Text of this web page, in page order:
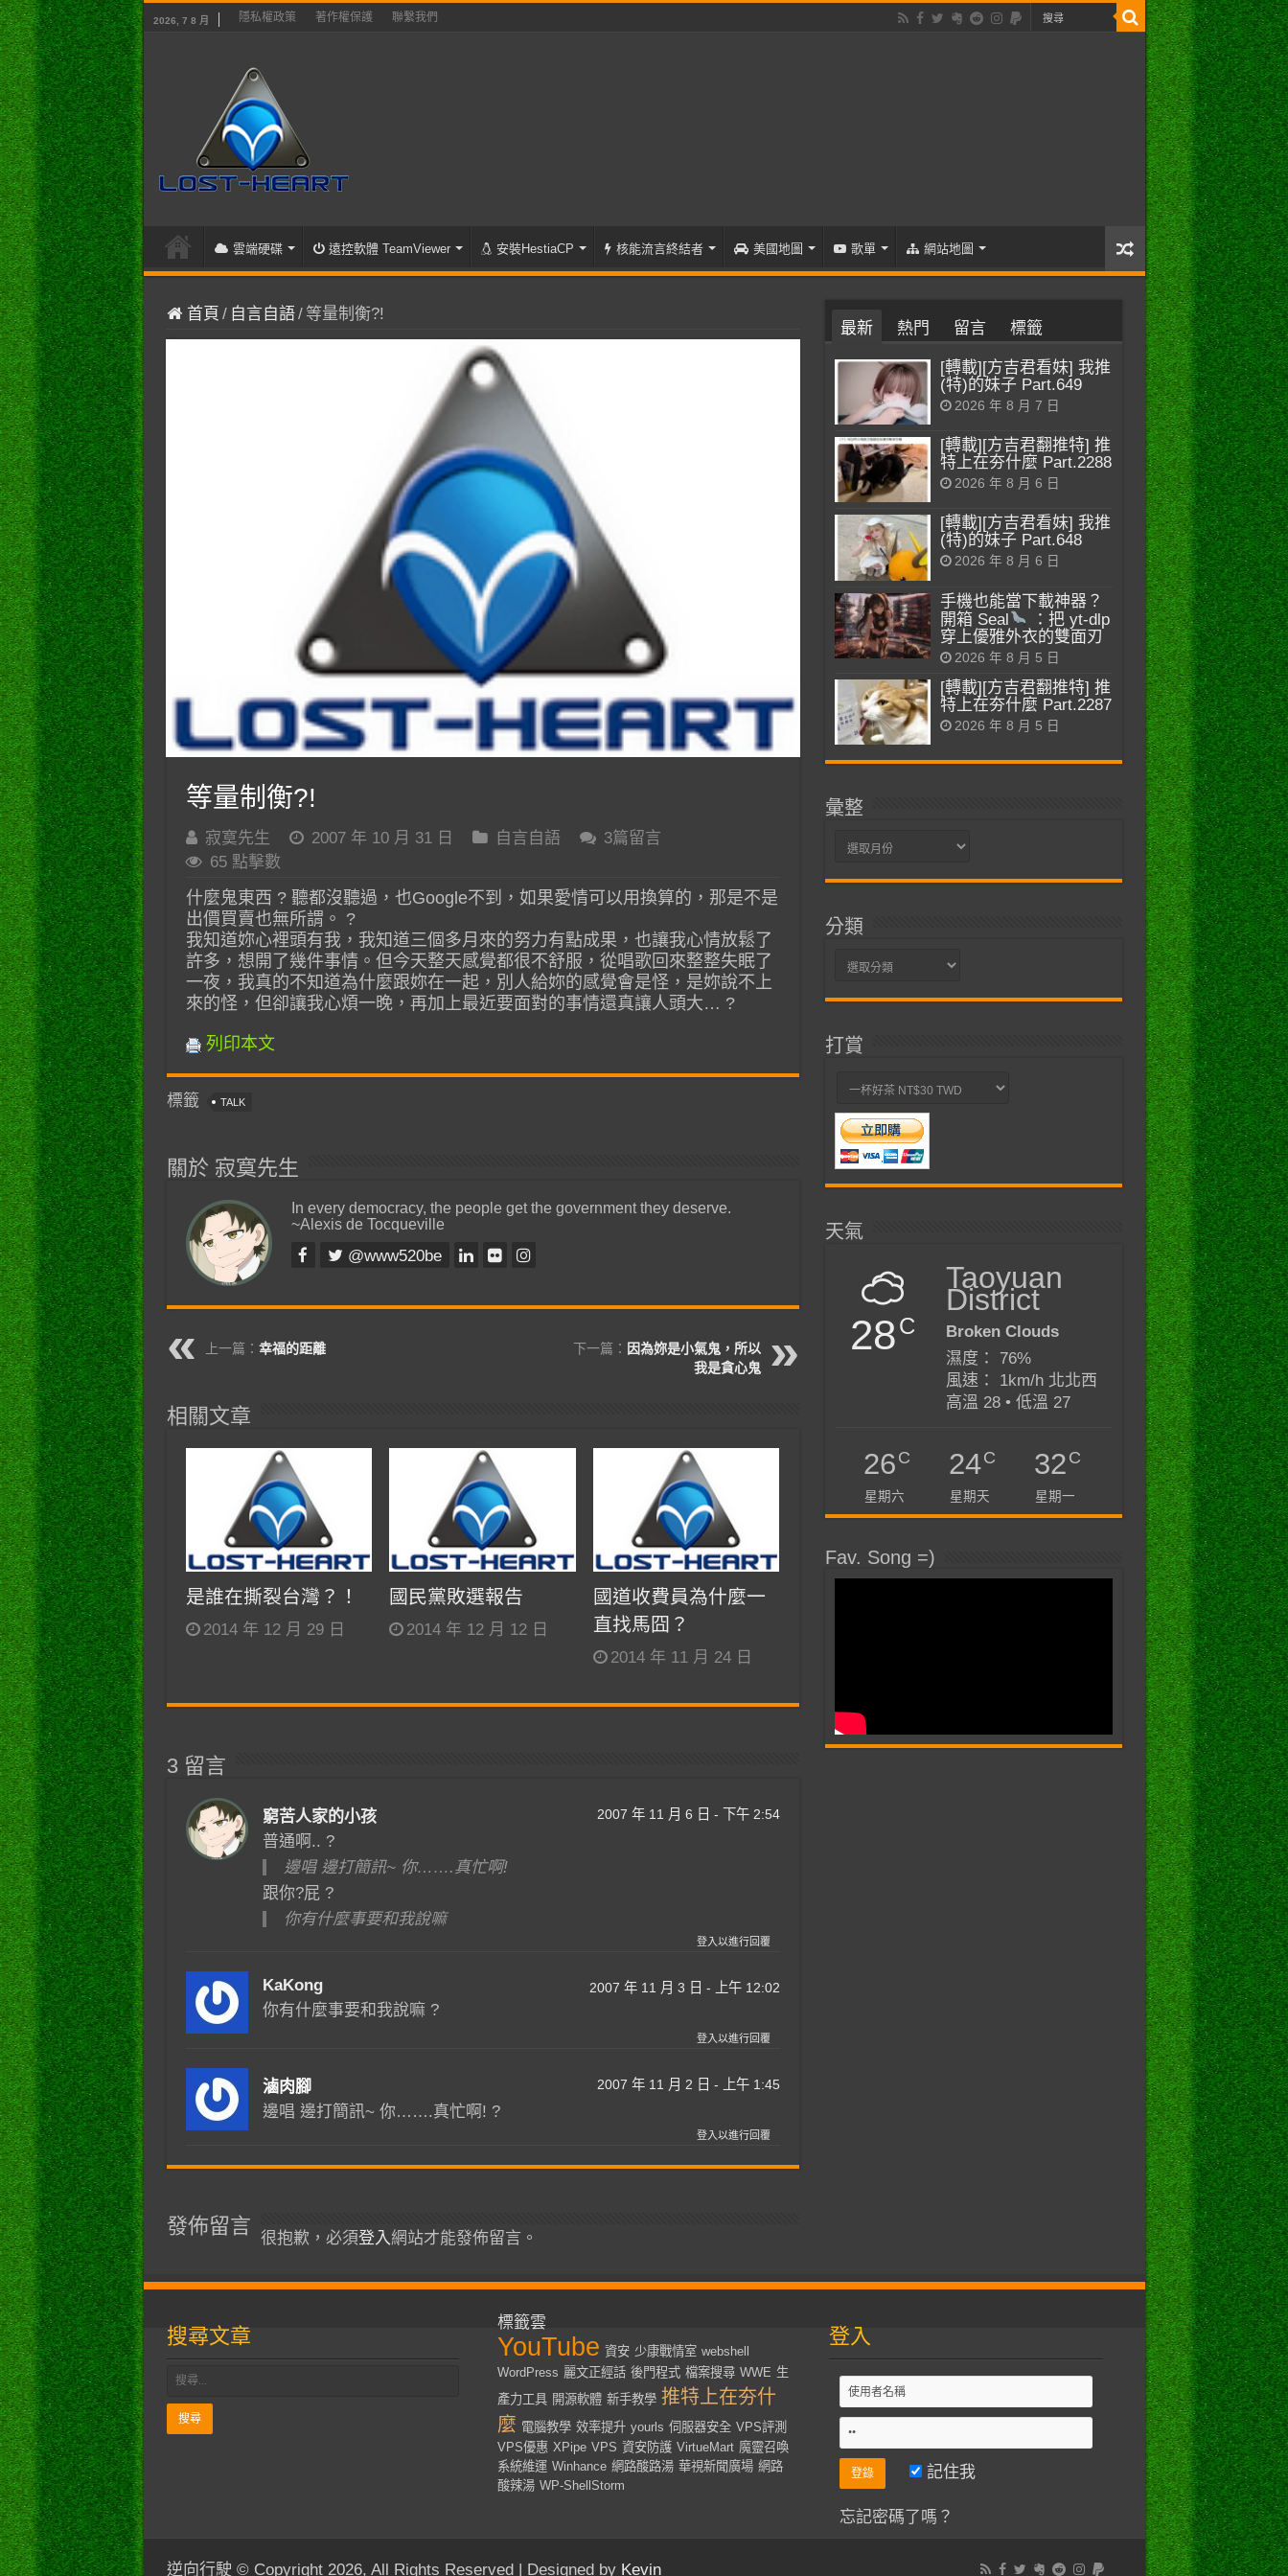
2026, 7 8 月 隱私權政策 著作權保護 聯繫我們
雲端硬碟 遠控軟體 TeamViewer 安裝HestiaCP 核能流言終結者 美國地圖 歌單 網站地圖
首頁 / 自言自語/ 等量制衡?!
等量制衡?!
寂寞先生 2007 年 10 月 31 日 自言自語
3篇留言
65 點擊數
什麼鬼東西 ? 聽都沒聽過，也Google不到，如果愛情可以用換算的，那是不是
出價買賣也無所謂。 ?
我知道妳心裡頭有我，我知道三個多月來的努力有點成果，也讓我心情放鬆了
許多，想開了幾件事情。但今天整天感覺都很不舒服，從唱歌回來整整失眠了
一夜，我真的不知道為什麼跟妳在一起，別人給妳的感覺會是怪，是妳說不上
來的怪，但卻讓我心煩一晚，再加上最近要面對的事情還真讓人頭大… ?
列印本文
標籤 TALK
關於 寂寞先生
In every democracy, the people get the government they deserve.
~Alexis de Tocqueville
@www520be
上一篇： 幸福的距離 下一篇： 因為妳是小氣鬼，所以
我是貪心鬼
相關文章
是誰在撕裂台灣？！
2014 年 12 月 29 日
國民黨敗選報告
2014 年 12 月 12 日
國道收費員為什麼一
直找馬囧？
2014 年 11 月 24 日
3 留言
窮苦人家的小孩 2007 年 11 月 6 日 - 下午 2:54
普通啊.. ?
邊唱 邊打簡訊~ 你…….真忙啊!
跟你?屁 ?
你有什麼事要和我說嘛
登入以進行回覆
KaKong 2007 年 11 月 3 日 - 上午 12:02
你有什麼事要和我說嘛 ?
登入以進行回覆
滷肉腳 2007 年 11 月 2 日 - 上午 1:45
邊唱 邊打簡訊~ 你…….真忙啊! ?
登入以進行回覆
發佈留言
很抱歉，必須登入 網站才能發佈留言。
最新 熱門 留言 標籤
[轉載][方吉君看妹] 我推
(特)的妹子 Part.649
2026 年 8 月 7 日
[轉載][方吉君翻推特] 推
特上在夯什麼 Part.2288
2026 年 8 月 6 日
[轉載][方吉君看妹] 我推
(特)的妹子 Part.648
2026 年 8 月 6 日
手機也能當下載神器？
開箱 Seal
：把 yt-dlp
穿上優雅外衣的雙面刃
2026 年 8 月 5 日
[轉載][方吉君翻推特] 推
特上在夯什麼 Part.2287
2026 年 8 月 5 日
彙整
彙
分類
分
打賞
天氣
28C
Taoyuan
District
Broken Clouds
濕度： 76%
風速： 1km/h 北北西
高溫 28 • 低溫 27
26C
星期六
24C
星期天
32C
星期一
Fav. Song =)
搜尋文章
標籤雲
YouTube 資安 少康戰情室 webshell
WordPress 麗文正經話 後門程式 檔案搜尋 WWE 生
產力工具 開源軟體 新手教學 推特上在夯什
麼 電腦教學 效率提升 yourls 伺服器安全 VPS評測
VPS優惠 XPipe VPS 資安防護 VirtueMart 魔靈召喚
系統維運 Winhance 網路酸路湯 華視新聞廣場 網路
酸辣湯 WP-ShellStorm
登入
記住我
忘記密碼了嗎？
逆向行駛 © Copyright 2026, All Rights Reserved | Designed by Kevin